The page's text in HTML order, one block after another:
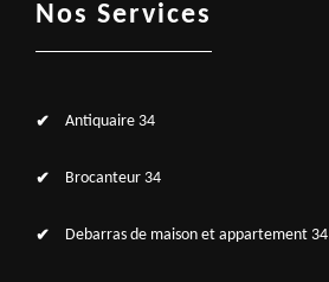
Nos Services
Antiquaire 34
Brocanteur 34
Debarras de maison et appartement 34